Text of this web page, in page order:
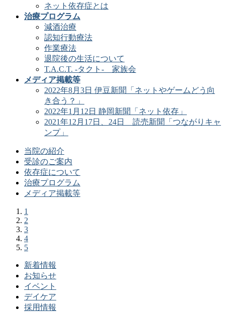
ネット依存症とは
治療プログラム
減酒治療
認知行動療法
作業療法
退院後の生活について
T.A.C.T. -タクト- 家族会
メディア掲載等
2022年8月3日 伊豆新聞「ネットやゲームどう向
き合う？」
2022年1月12日 静岡新聞「ネット依存」
2021年12月17日、24日 読売新聞「つながりキャ
ンプ」
当院の紹介
受診のご案内
依存症について
治療プログラム
メディア掲載等
1
2
3
4
5
新着情報
お知らせ
イベント
デイケア
採用情報